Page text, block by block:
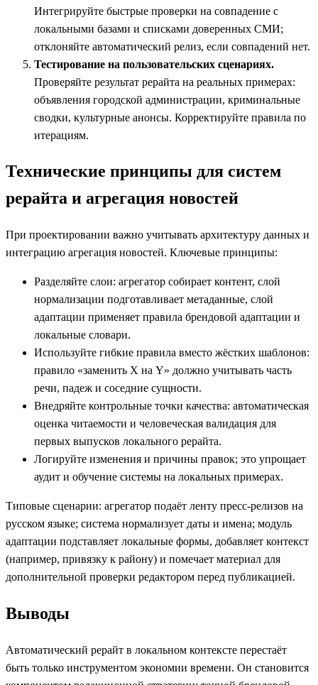
Интегрируйте быстрые проверки на совпадение с
локальными базами и списками доверенных СМИ;
отклоняйте автоматический релиз, если совпадений нет.
Тестирование на пользовательских сценариях.
Проверяйте результат рерайта на реальных примерах:
объявления городской администрации, криминальные
сводки, культурные анонсы. Корректируйте правила по
итерациям.
Технические принципы для систем
рерайта и агрегация новостей
При проектировании важно учитывать архитектуру данных и
интеграцию агрегация новостей. Ключевые принципы:
Разделяйте слои: агрегатор собирает контент, слой
нормализации подготавливает метаданные, слой
адаптации применяет правила брендовой адаптации и
локальные словари.
Используйте гибкие правила вместо жёстких шаблонов:
правило «заменить X на Y» должно учитывать часть
речи, падеж и соседние сущности.
Внедряйте контрольные точки качества: автоматическая
оценка читаемости и человеческая валидация для
первых выпусков локального рерайта.
Логируйте изменения и причины правок; это упрощает
аудит и обучение системы на локальных примерах.
Типовые сценарии: агрегатор подаёт ленту пресс-релизов на
русском языке; система нормализует даты и имена; модуль
адаптации подставляет локальные формы, добавляет контекст
(например, привязку к району) и помечает материал для
дополнительной проверки редактором перед публикацией.
Выводы
Автоматический рерайт в локальном контексте перестаёт
быть только инструментом экономии времени. Он становится